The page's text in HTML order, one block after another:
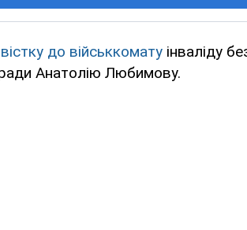
до військкомату інваліду
Анатолію Любимову.